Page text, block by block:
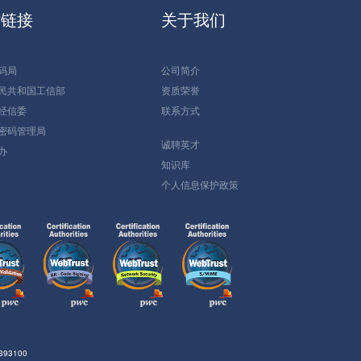
接
局
共和国工信部
信委
码管理局
关于我们
公司简介
资质荣誉
联系方式
诚聘英才
知识库
个人信息保护政策